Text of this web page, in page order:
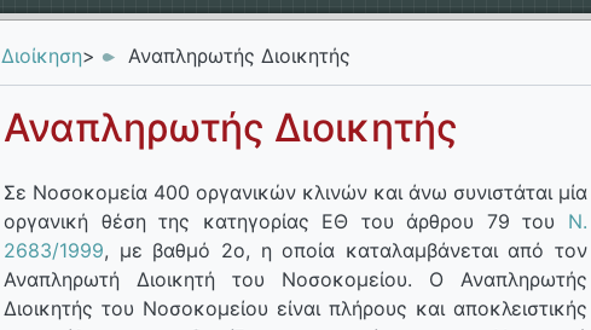
Διοίκηση> Αναπληρωτής Διοικητής
Αναπληρωτής Διοικητής
Σε Νοσοκομεία 400 οργανικών κλινών και άνω συνιστάται μία
οργανική θέση της κατηγορίας ΕΘ του άρθρου 79 του Ν.
2683/1999, με βαθμό 2ο, η οποία καταλαμβάνεται από τον
Αναπληρωτή Διοικητή του Νοσοκομείου. Ο Αναπληρωτής
Διοικητής του Νοσοκομείου είναι πλήρους και αποκλειστικής